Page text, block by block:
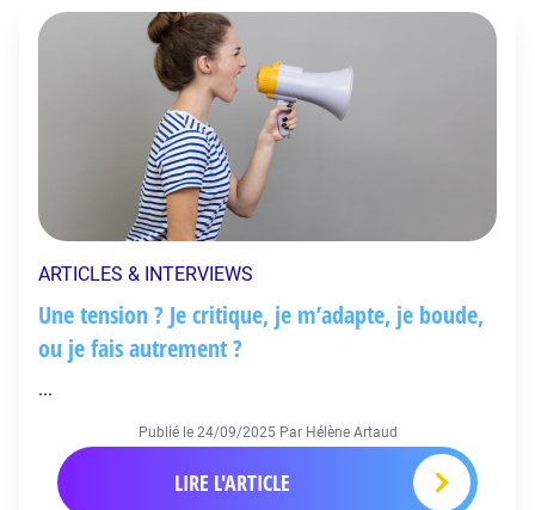
ARTICLES & INTERVIEWS
Une tension ? Je critique, je m’adapte, je boude,
ou je fais autrement ?
...
Publié le 24/09/2025 Par Hélène Artaud
LIRE L'ARTICLE